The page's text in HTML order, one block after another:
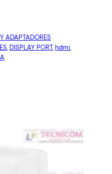
ADAPTADORES
, DISPLAY PORT, hdmi